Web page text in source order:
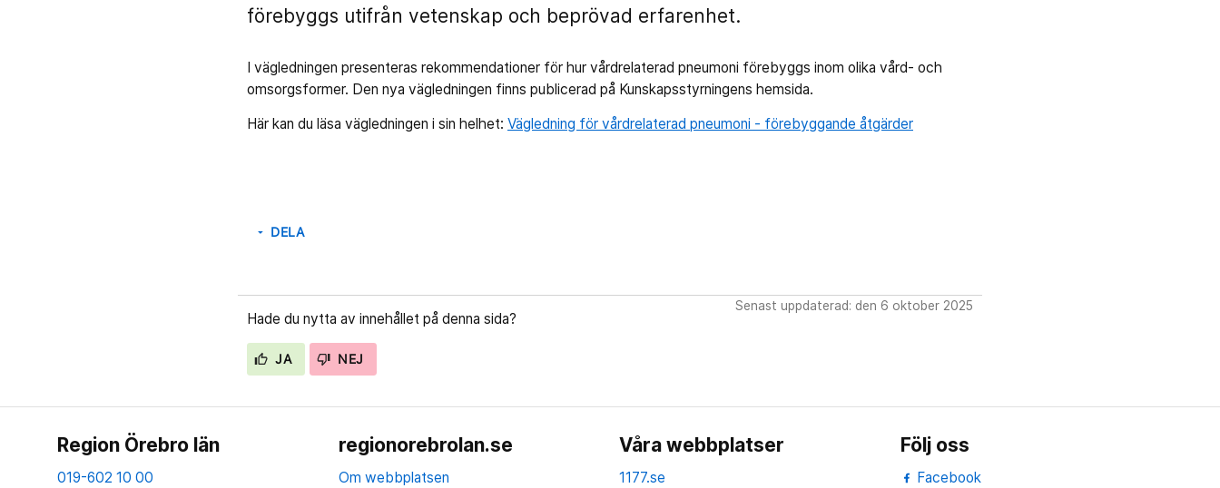
förebyggs utifrån vetenskap och beprövad erfarenhet.
I vägledningen presenteras rekommendationer för hur vårdrelaterad pneumoni förebyggs inom olika vård- och
omsorgsformer. Den nya vägledningen finns publicerad på Kunskapsstyrningens hemsida.
Här kan du läsa vägledningen i sin helhet: Vägledning för vårdrelaterad pneumoni - förebyggande åtgärder
arrow_drop_down DELA
Hade du nytta av innehållet på denna sida?
JA NEJ
Senast uppdaterad: den 6 oktober 2025
Region Örebro län
019-602 10 00
regionorebrolan.se
Om webbplatsen
Våra webbplatser
1177.se
Följ oss
Facebook